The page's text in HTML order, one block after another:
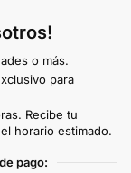
o más.
para
Recibe tu
horario estimado.
pago: